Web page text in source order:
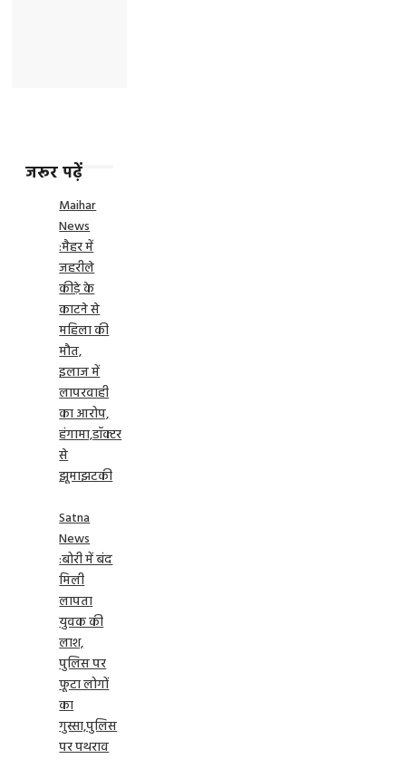
जरूर पढ़ें
Maihar
News
:मैहर में
जहरीले
कीड़े के
काटने से
महिला की
मौत,
इलाज में
लापरवाही
का आरोप,
हंगामा,डॉक्टर
से
झूमाझटकी
Satna
News
:बोरी में बंद
मिली
लापता
युवक की
लाश,
पुलिस पर
फूटा लोगों
का
गुस्सा,पुलिस
पर पथराव